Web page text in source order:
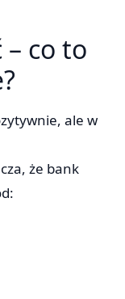
co to
ale w
że bank